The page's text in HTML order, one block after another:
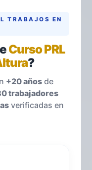
TRABAJOS EN
Curso PRL
?
+20 añosde
trabajadores
verificadas en